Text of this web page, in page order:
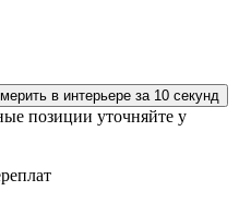
в интерьере за 10 секунд
позиции уточняйте у